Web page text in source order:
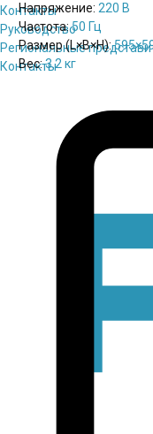
Контакты
Руководство
Региональные
Контакты
Напряжение: 220 В
Частота:50 Гц
Размер (L×B×H):
Вес:3.2 кг